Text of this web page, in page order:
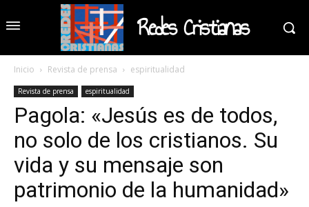
Redes Cristianas
Inicio Revista de prensa espiritualidad
Revista de prensa espiritualidad
Pagola: «Jesús es de todos,
no solo de los cristianos. Su
vida y su mensaje son
patrimonio de la humanidad»